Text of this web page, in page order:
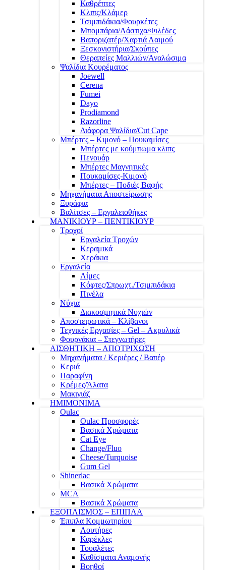
Καθρέπτες
Κλιπς/Κλάμερ
Τσιμπιδάκια/Φουρκέτες
Μπομπάρια/Λάστιχα/Φιλέδες
Βαποριζατέρ/Χαρτιά Λαιμού
Ξεσκονιστήρια/Σκούπες
Θεραπείες Μαλλιών/Αναλώσιμα
Ψαλίδια Κουρέματος
Joewell
Cerena
Fumei
Dayo
Prodiamond
Razorline
Διάφορα Ψαλίδια/Cut Cape
Μπέρτες – Κιμονό – Πουκαμίσες
Μπέρτες με κούμπωμα κλιπς
Πενουάρ
Μπέρτες Μαγνητικές
Πουκαμίσες-Κιμονό
Μπέρτες – Ποδιές Βαφής
Μηχανήματα Αποστείρωσης
Ξυράφια
Βαλίτσες – Εργαλειοθήκες
ΜΑΝΙΚΙΟΥΡ – ΠΕΝΤΙΚΙΟΥΡ
Τροχοί
Εργαλεία Τροχών
Κεραμικά
Χεράκια
Εργαλεία
Λίμες
Κόφτες/Σπρωχτ./Τσιμπιδάκια
Πινέλα
Νύχια
Διακοσμητικά Νυχιών
Αποστειρωτικά – Κλίβανοι
Τεχνικές Εργασίες – Gel – Ακρυλικά
Φουρνάκια – Στεγνωτήρες
ΑΙΣΘΗΤΙΚΗ – ΑΠΟΤΡΙΧΩΣΗ
Μηχανήματα / Κεριέρες / Βαπέρ
Κεριά
Παραφίνη
Κρέμες/Άλατα
Μακιγιάζ
ΗΜΙΜΟΝΙΜΑ
Oulac
Oulac Προσφορές
Βασικά Χρώματα
Cat Eye
Change/Fluo
Cheese/Turquoise
Gum Gel
Shinerlac
Βασικά Χρώματα
MCA
Βασικά Χρώματα
ΕΞΟΠΛΙΣΜΟΣ – ΕΠΙΠΛΑ
Έπιπλα Κομμωτηρίου
Λουτήρες
Καρέκλες
Τουαλέτες
Καθίσματα Αναμονής
Βοηθοί